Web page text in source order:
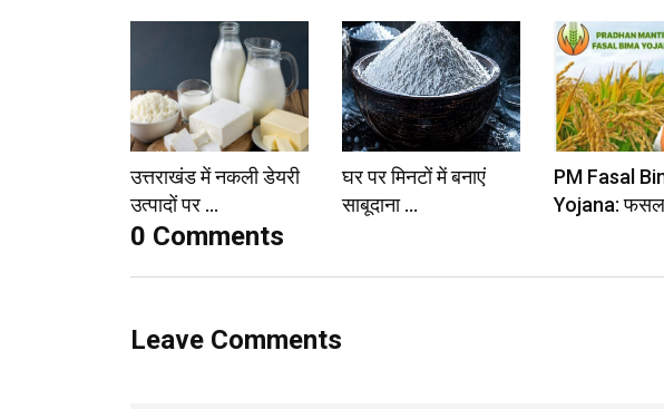
उत्तराखंड में नकली डेयरी
उत्पादों पर ...
घर पर मिनटों में बनाएं
साबूदाना ...
PM Fasal
Yojana: फसल
0 Comments
Leave Comments